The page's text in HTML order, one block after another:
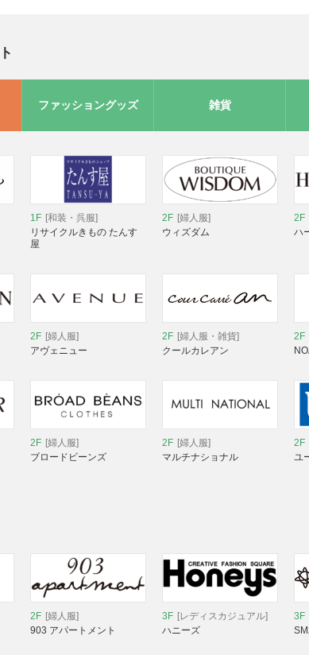
ファッショングッズ 雑貨
1F [和装・呉服]
リサイクルきもの たんす
屋
2F [婦人服]
ウィズダム
2F
ハ
2F [婦人服]
アヴェニュー
2F [婦人服・雑貨]
クールカレアン
2F
2F [婦人服]
ブロードビーンズ
2F [婦人服]
マルチナショナル
2F
ユ
2F [婦人服]
903 アパートメント
3F [レディスカジュアル]
ハニーズ
3F